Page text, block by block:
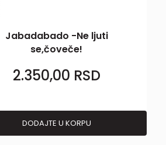
Jabadabado -Ne ljuti
se,čoveče!
2.350,00 RSD
DODAJTE U KORPU